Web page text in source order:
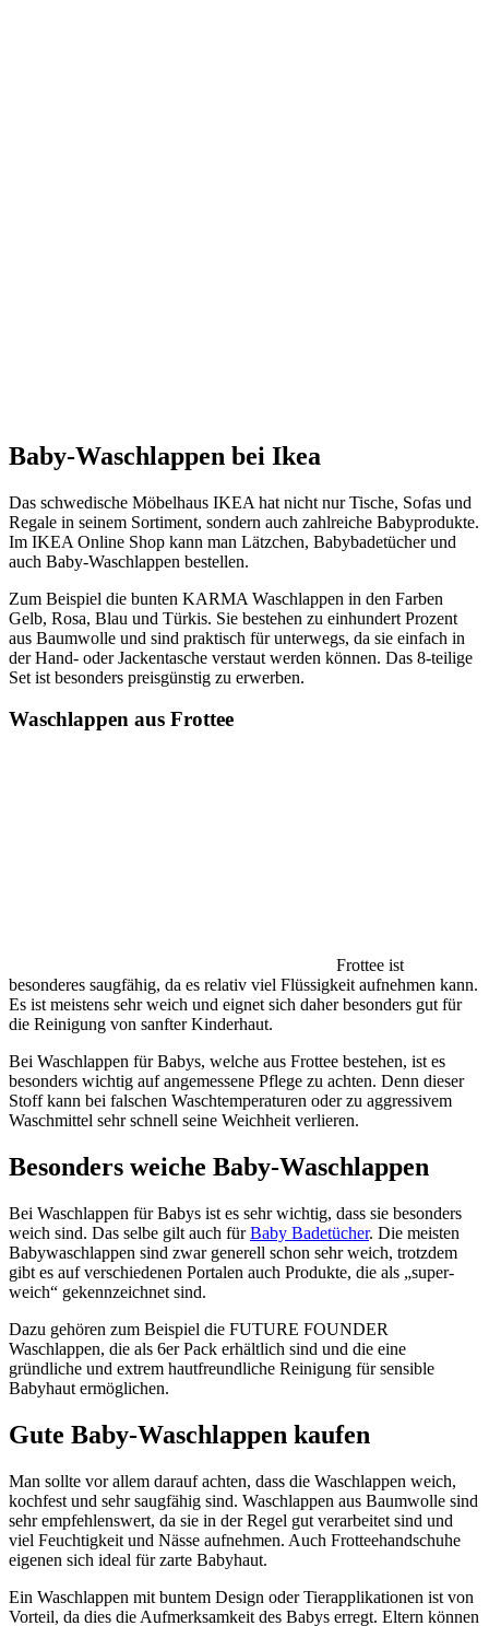
Baby-Waschlappen bei Ikea
Das schwedische Möbelhaus IKEA hat nicht nur Tische, Sofas und
Regale in seinem Sortiment, sondern auch zahlreiche Babyprodukte.
Im IKEA Online Shop kann man Lätzchen, Babybadetücher und
auch Baby-Waschlappen bestellen.
Zum Beispiel die bunten KARMA Waschlappen in den Farben
Gelb, Rosa, Blau und Türkis. Sie bestehen zu einhundert Prozent
aus Baumwolle und sind praktisch für unterwegs, da sie einfach in
der Hand- oder Jackentasche verstaut werden können. Das 8-teilige
Set ist besonders preisgünstig zu erwerben.
Waschlappen aus Frottee
Frottee ist
besonderes saugfähig, da es relativ viel Flüssigkeit aufnehmen kann.
Es ist meistens sehr weich und eignet sich daher besonders gut für
die Reinigung von sanfter Kinderhaut.
Bei Waschlappen für Babys, welche aus Frottee bestehen, ist es
besonders wichtig auf angemessene Pflege zu achten. Denn dieser
Stoff kann bei falschen Waschtemperaturen oder zu aggressivem
Waschmittel sehr schnell seine Weichheit verlieren.
Besonders weiche Baby-Waschlappen
Bei Waschlappen für Babys ist es sehr wichtig, dass sie besonders
weich sind. Das selbe gilt auch fürBaby Badetücher. Die meisten
Babywaschlappen sind zwar generell schon sehr weich, trotzdem
gibt es auf verschiedenen Portalen auch Produkte, die als „super-
weich“ gekennzeichnet sind.
Dazu gehören zum Beispiel die FUTURE FOUNDER
Waschlappen, die als 6er Pack erhältlich sind und die eine
gründliche und extrem hautfreundliche Reinigung für sensible
Babyhaut ermöglichen.
Gute Baby-Waschlappen kaufen
Man sollte vor allem darauf achten, dass die Waschlappen weich,
kochfest und sehr saugfähig sind. Waschlappen aus Baumwolle sind
sehr empfehlenswert, da sie in der Regel gut verarbeitet sind und
viel Feuchtigkeit und Nässe aufnehmen. Auch Frotteehandschuhe
eigenen sich ideal für zarte Babyhaut.
Ein Waschlappen mit buntem Design oder Tierapplikationen ist von
Vorteil, da dies die Aufmerksamkeit des Babys erregt. Eltern können